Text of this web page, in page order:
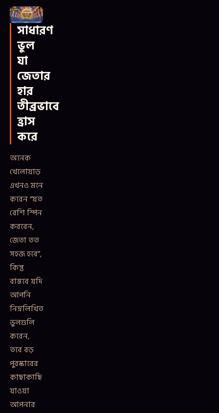
সাধারণ
ভুল
যা
জেতার
হার
তীব্রভাবে
হ্রাস
করে
অনেক
খেলোয়াড়
এখনও মনে
করেন “যত
বেশি স্পিন
করবেন,
জেতা তত
সহজ হবে”,
কিন্তু
বাস্তবে যদি
আপনি
নিম্নলিখিত
ভুলগুলি
করেন,
তবে বড়
পুরস্কারের
কাছাকাছি
যাওয়া
আপনার